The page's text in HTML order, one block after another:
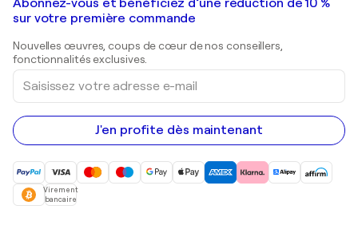
Shepard Fairey
Peintures de paysage
Estampes
Peintures acryliques
Galeries d'art en France
Galeries d'art en Belgique
Abonnez-vous et bénéficiez d’une réduction de 10 %
sur votre première commande
Nouvelles œuvres, coups de cœur de nos conseillers,
fonctionnalités exclusives.
Saisissez
votre
adresse
e-
mail
J'en profite dès maintenant
Virement
bancaire